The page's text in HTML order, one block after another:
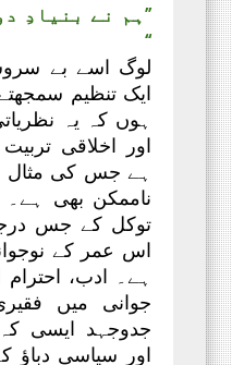
’’ہم نے بنیادِ
‘‘
لوگ اسے بے
ایک تنظیم
ہوں کہ یہ
اور اخلاقی
ہے جس کی مثال
ناممکن بھی
توکل کے جس
اس عمر کے
ہے۔ ادب،
جوانی میں
جدوجہد ایسی
اور سیاسی دباؤ